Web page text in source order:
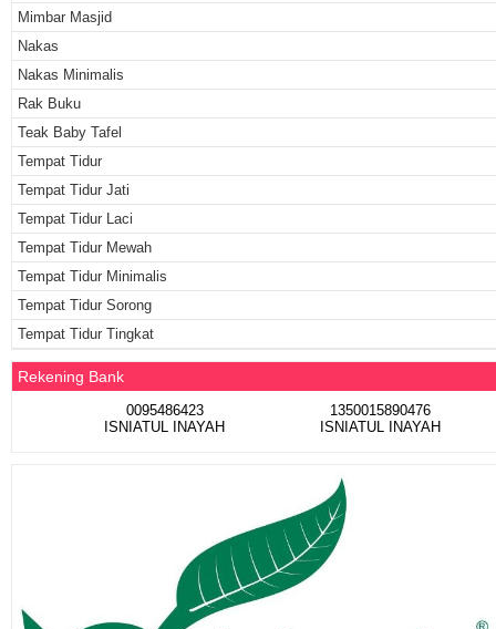
Mimbar Masjid
Nakas
Nakas Minimalis
Rak Buku
Teak Baby Tafel
Tempat Tidur
Tempat Tidur Jati
Tempat Tidur Laci
Tempat Tidur Mewah
Tempat Tidur Minimalis
Tempat Tidur Sorong
Tempat Tidur Tingkat
Rekening Bank
0095486423
ISNIATUL INAYAH
1350015890476
ISNIATUL INAYAH